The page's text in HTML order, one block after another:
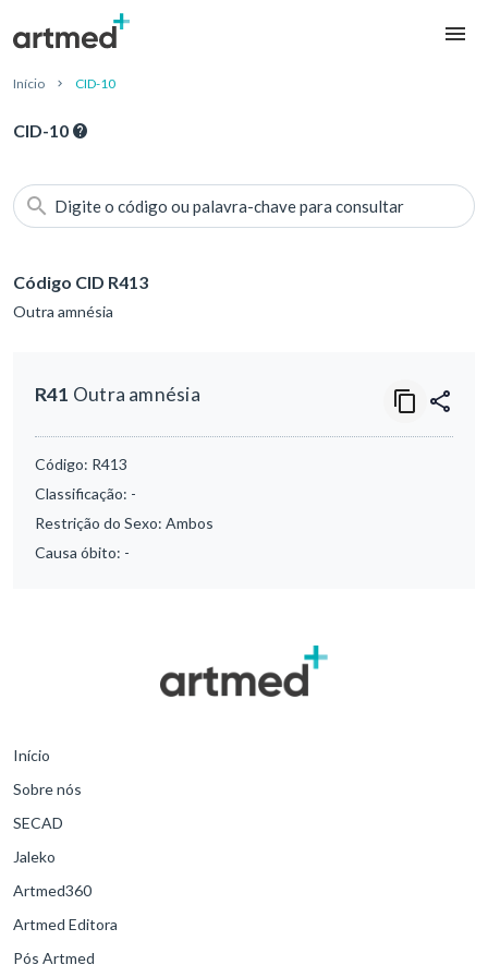
Início CID-10
CID-10
Digite o código ou palavra-chave para consultar
Código CID R413
Outra amnésia
R41 Outra amnésia
Código: R413
Classificação: -
Restrição do Sexo: Ambos
Causa óbito: -
Início
Sobre nós
SECAD
Jaleko
Artmed360
Artmed Editora
Pós Artmed